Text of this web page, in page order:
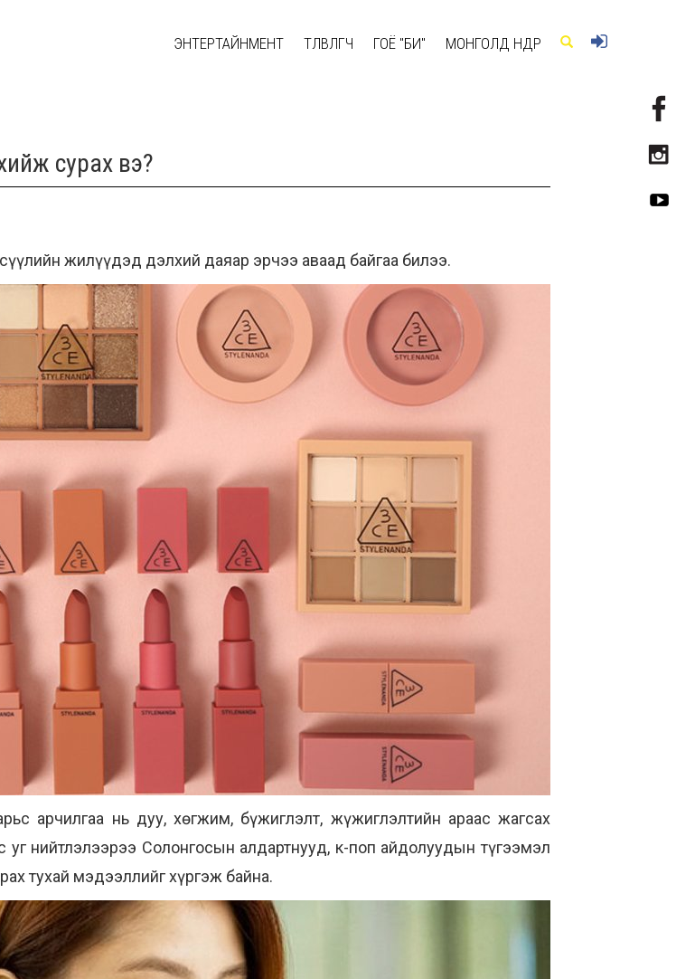
ЭНТЕРТАЙНМЕНТ ТӨЛӨВЛӨГЧ ГОЁ "БИ" МОНГОЛД ӨНӨӨДӨР
сурах вэ?
жилүүдэд дэлхий даяар эрчээ аваад байгаа билээ.
арчилгаа нь дуу, хөгжим, бүжиглэлт, жүжиглэлтийн араас жагсах
уг нийтлэлээрээ Солонгосын алдартнууд, к-поп айдолуудын түгээмэл
тухай мэдээллийг хүргэж байна.